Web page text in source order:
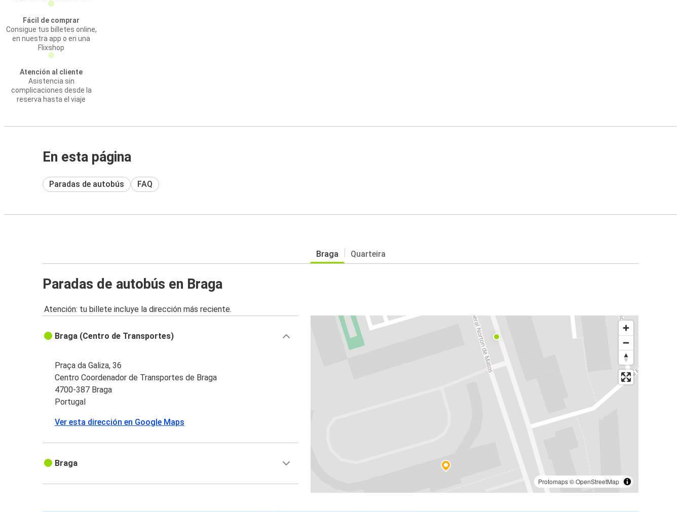
Fácil de comprar
Consigue tus billetes online,
en nuestra app o en una
Flixshop
Atención al cliente
Asistencia sin
complicaciones desde la
reserva hasta el viaje
En esta página
Paradas de autobús FAQ
Braga Quarteira
Paradas de autobús en Braga
Atención: tu billete incluye la dirección más reciente.
Protomaps©OpenStreetMap
Braga (Centro de Transportes)
Praça da Galiza, 36
Centro Coordenador de Transportes de Braga
4700-387 Braga
Portugal
Ver esta dirección en Google Maps
Braga